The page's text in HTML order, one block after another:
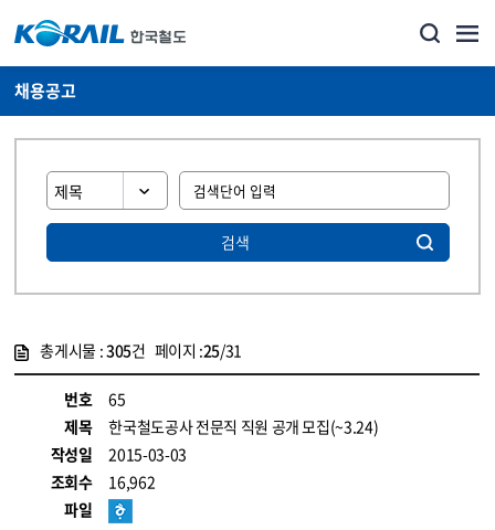
채용공고
검색
총게시물 :305건 페이지 :25/31
번호
65
제목
한국철도공사 전문직 직원 공개 모집(~3.24)
작성일
2015-03-03
조회수
16,962
파일